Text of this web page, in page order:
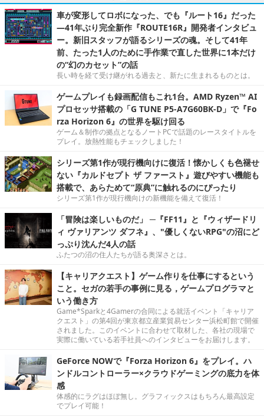
車が変形してロボになった、でも『ルート16』だった
―41年ぶり完全新作『ROUTE16R』開発者インタビュ
ー。新旧スタッフが語るシリーズの魂。そして41年
前、たった1人のために手作業で直した世界に1本だけ
の“幻のカセット”の話
長い時を経て受け継がれる過去と、新たに生まれるものとは。
ゲームプレイも録画配信もこれ1台。AMD Ryzen™ AI
プロセッサ搭載の「G TUNE P5-A7G60BK-D」で『Fo
rza Horizon 6』の世界を駆け回る
ゲーム＆制作の拠点となるノートPCで話題のレースタイトルを
プレイ。放熱性能もチェックしました！
シリーズ第1作が現行機向けに復活！懐かしくも色褪せ
ない『カルドセプト ザ ファースト』遊びやすい機能も
搭載で、あらためて“原典”に触れるのにぴったり
シリーズ第1作が現行機向けの新機能を備えて復活！
「冒険は楽しいものだ」 ─『FF11』と『ウィザードリ
ィ ヴァリアンツ ダフネ』、"優しくないRPG"の沼にど
っぷり沈んだ4人の話
ふたつの沼の住人たちが語る奥深さとは。
【キャリアクエスト】ゲーム作りを仕事にするという
こと。セガの若手の事例に見る，ゲームプログラマと
いう働き方
Game*Sparkと4Gamerの合同による就活イベント「キャリア
クエスト」の第4回が東京都立産業貿易センター浜松町館で開催
されました。このイベントに合わせて取材した、各社の現場で
実際に働いている若手社員へのインタビューをお届けします。
GeForce NOWで『Forza Horizon 6』をプレイ。ハ
ンドルコントローラー×クラウドゲーミングの底力を体
感
体感的にラグはほぼ無し。グラフィックスはもちろん最高設定
でプレイ可能！